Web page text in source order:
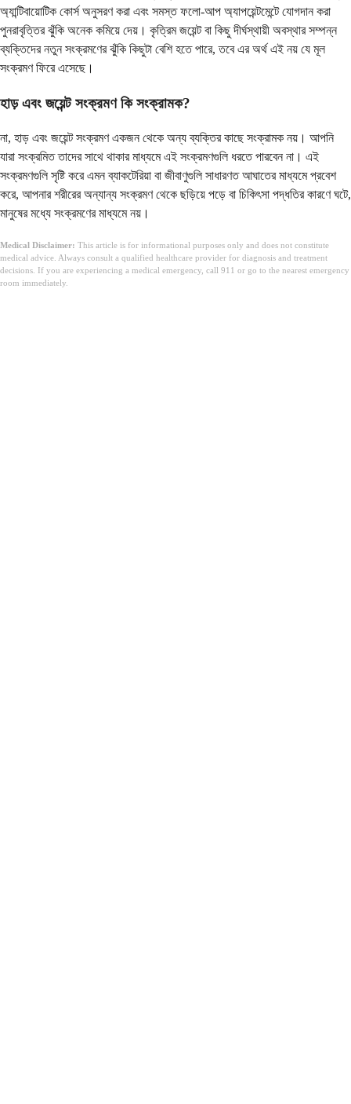
অ্যান্টিবায়োটিক কোর্স অনুসরণ করা এবং সমস্ত ফলো-আপ অ্যাপয়েন্টমেন্টে যোগদান করা
পুনরাবৃত্তির ঝুঁকি অনেক কমিয়ে দেয়। কৃত্রিম জয়েন্ট বা কিছু দীর্ঘস্থায়ী অবস্থার সম্পন্ন
ব্যক্তিদের নতুন সংক্রমণের ঝুঁকি কিছুটা বেশি হতে পারে, তবে এর অর্থ এই নয় যে মূল
সংক্রমণ ফিরে এসেছে।
হাড় এবং জয়েন্ট সংক্রমণ কি সংক্রামক?
না, হাড় এবং জয়েন্ট সংক্রমণ একজন থেকে অন্য ব্যক্তির কাছে সংক্রামক নয়। আপনি
যারা সংক্রমিত তাদের সাথে থাকার মাধ্যমে এই সংক্রমণগুলি ধরতে পারবেন না। এই
সংক্রমণগুলি সৃষ্টি করে এমন ব্যাকটেরিয়া বা জীবাণুগুলি সাধারণত আঘাতের মাধ্যমে প্রবেশ
করে, আপনার শরীরের অন্যান্য সংক্রমণ থেকে ছড়িয়ে পড়ে বা চিকিৎসা পদ্ধতির কারণে ঘটে,
মানুষের মধ্যে সংক্রমণের মাধ্যমে নয়।
Medical Disclaimer: This article is for informational purposes only and does not constitute
medical advice. Always consult a qualified healthcare provider for diagnosis and treatment
decisions. If you are experiencing a medical emergency, call 911 or go to the nearest emergency
room immediately.